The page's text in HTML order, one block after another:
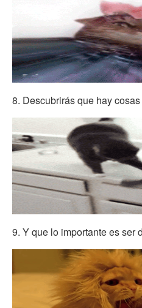
8. Descubrirás que hay
9. Y que lo importante es ser